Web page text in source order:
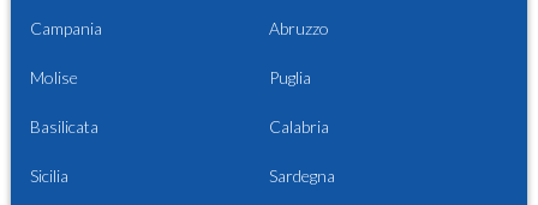
Campania Abruzzo
Molise Puglia
Basilicata Calabria
Sicilia Sardegna